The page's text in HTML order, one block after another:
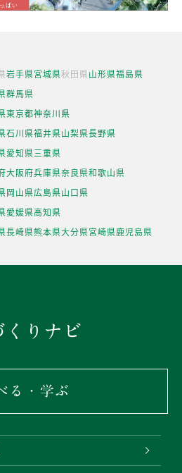
岩手県宮城県秋田県山形県福島県
群馬県
東京都神奈川県
石川県福井県山梨県長野県
愛知県三重県
大阪府兵庫県奈良県和歌山県
岡山県広島県山口県
愛媛県高知県
長崎県熊本県大分県宮崎県鹿児島県
くりナビ
る・学ぶ